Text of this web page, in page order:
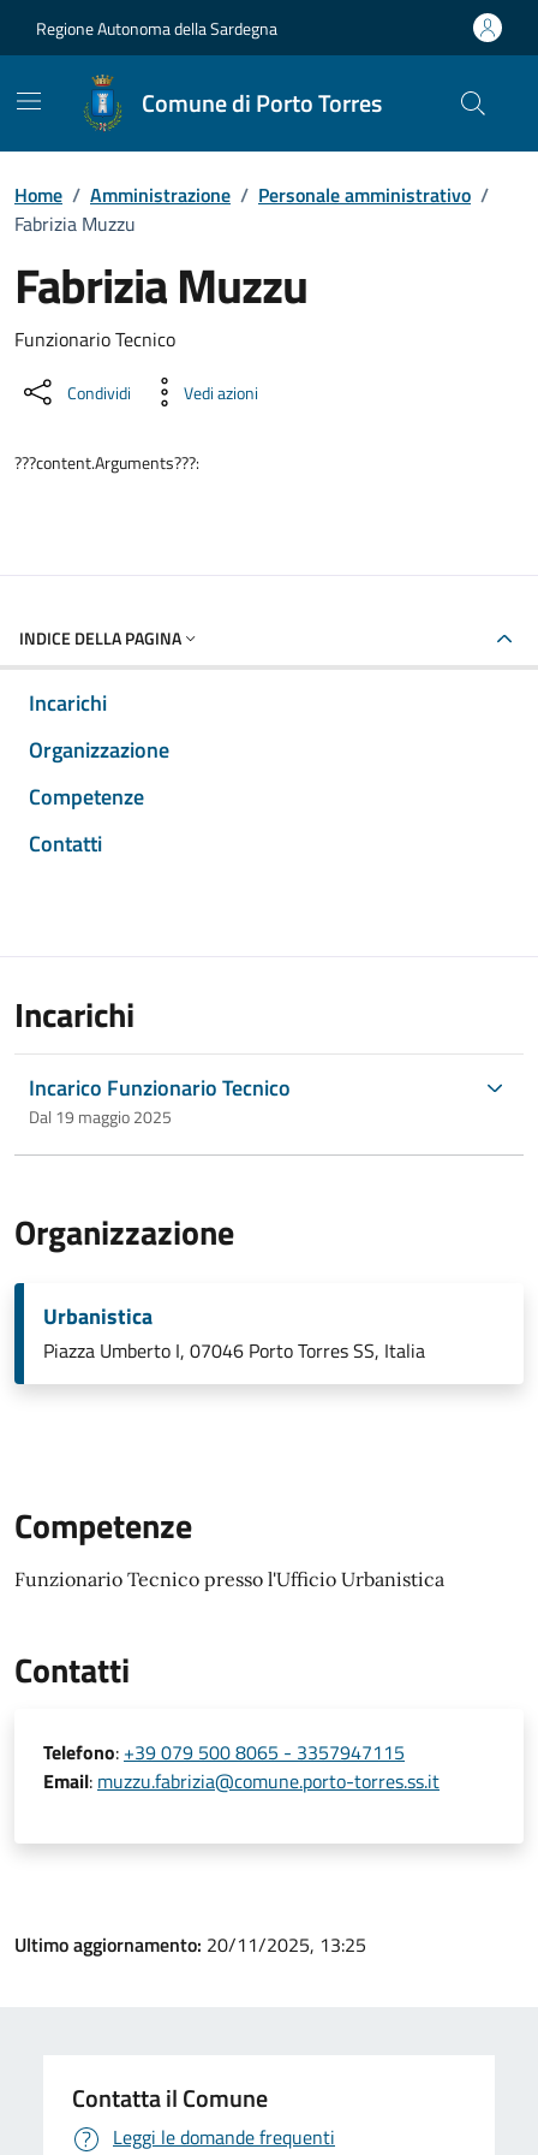
Regione Autonoma della Sardegna
Comune di Porto Torres
Home / Amministrazione / Personale amministrativo /
Fabrizia Muzzu
Fabrizia Muzzu
Dettaglio della persona
Funzionario Tecnico
Condividi Vedi azioni
???content.Arguments???:
INDICE DELLA PAGINA
Incarichi
Organizzazione
Competenze
Contatti
Incarichi
Incarico Funzionario Tecnico
Dal 19 maggio 2025
Organizzazione
Urbanistica
Piazza Umberto I, 07046 Porto Torres SS, Italia
Competenze
Funzionario Tecnico presso l'Ufficio Urbanistica
Contatti
Telefono: +39 079 500 8065 - 3357947115
Email: muzzu.fabrizia@comune.porto-torres.ss.it
Ultimo aggiornamento: 20/11/2025, 13:25
Contatta il Comune
Leggi le domande frequenti